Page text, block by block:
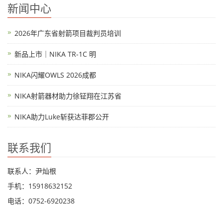
新闻中心
2026年广东省射箭项目裁判员培训
新品上市｜NIKA TR-1C 明
NIKA闪耀OWLS 2026成都
NIKA射箭器材助力徐钲翔在江苏省
NIKA助力Luke斩获达菲郡公开
联系我们
联系人：尹灿根
手机：15918632152
电话：0752-6920238